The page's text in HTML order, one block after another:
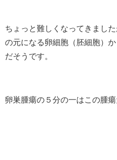
ちょっと難しくなってきまし
の元になる卵細胞（胚細胞）
だそうです。
卵巣腫瘍の５分の一はこの腫瘍